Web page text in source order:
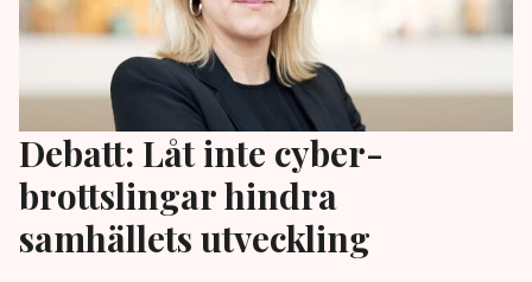
Debatt: Låt inte cyber­
brottslingar hindra
samhällets utveckling